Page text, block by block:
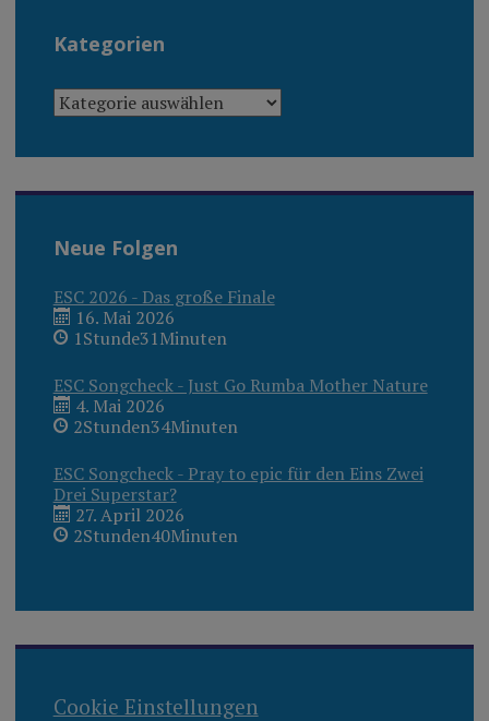
Kategorien
KATEGORIEN
Neue Folgen
ESC 2026 - Das große Finale
16. Mai 2026
1Stunde31Minuten
ESC Songcheck - Just Go Rumba Mother Nature
4. Mai 2026
2Stunden34Minuten
ESC Songcheck - Pray to epic für den Eins Zwei
Drei Superstar?
27. April 2026
2Stunden40Minuten
Cookie Einstellungen